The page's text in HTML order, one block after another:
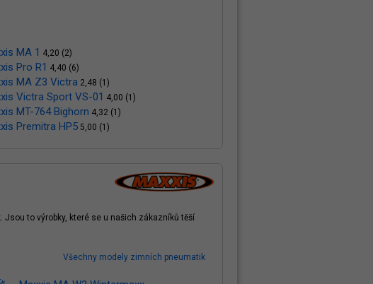
MA 1 4,20 (2)
Pro R1 4,40 (6)
MA Z3 Victra 2,48 (1)
Victra Sport VS-01 4,00 (1)
MT-764 Bighorn 4,32 (1)
Premitra HP5 5,00 (1)
to výrobky, které se u našich zákazníků těší
Všechny modely zimních pneumatik